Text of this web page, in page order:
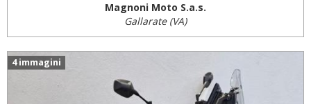
Magnoni Moto S.a.s.
Gallarate (VA)
4 immagini